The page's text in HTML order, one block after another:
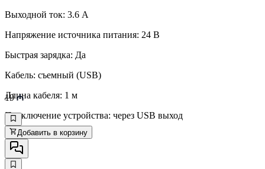
Выходной ток: 3.6 А
Напряжение источника питания: 24 В
Быстрая зарядка: Да
Кабель: съемный (USB)
Длина кабеля: 1 м
Подключение устройства: через USB выход
19
Добавить в корзину